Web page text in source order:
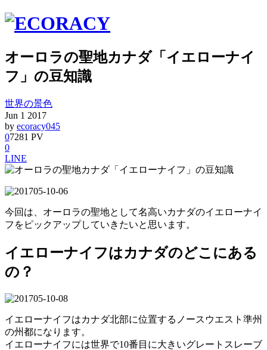
オーロラの聖地カナダ「イエローナイ
フ」の豆知識
世界の景色
Jun 1 2017
by ecoracy045
07281 PV
0
LINE
今回は、オーロラの聖地として名高いカナダのイエローナイ
フをピックアップしていきたいと思います。
イエローナイフはカナダのどこにある
の？
イエローナイフはカナダ北部に位置するノースウエスト準州
の州都になります。
イエローナイフには世界で10番目に大きいグレートスレーブ